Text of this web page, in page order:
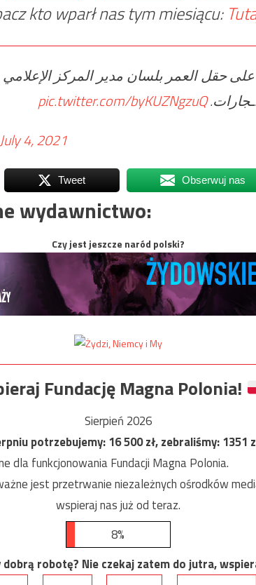
kto wparł nas tym miesiącu:
حقل العمر بلسان مدير المركز الإعلامي
pic.twitter.com/byKUZNgzuQ
July 4, 2021
Tweet Obserwuj nas
wydawnictwo:
Czy jest jeszcze naród polski?
Fundację Magna Polonia!
Sierpień 2026
potrzebujemy:16 500zł, zebraliśmy:1351
dla funkcjonowania Fundacji Magna Polonia.
jest przetrwanie niezależnych ośrodków
wspieraj nas już od teraz.
8%
dobrą robotę? Nie czekaj zatem do jutra,